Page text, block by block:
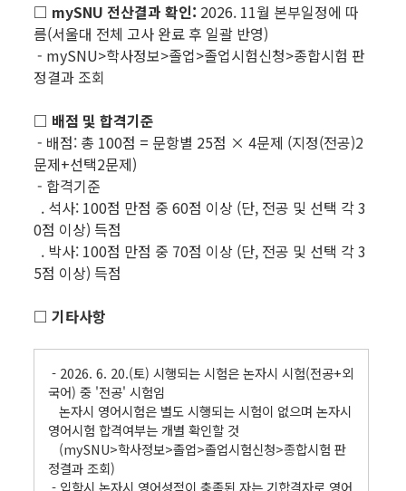
□ mySNU 전산결과 확인: 2026. 11월 본부일정에 따
름(서울대 전체 고사 완료 후 일괄 반영)
- mySNU>학사정보>졸업>졸업시험신청>종합시험 판
정결과 조회
□ 배점 및 합격기준
- 배점: 총 100점 = 문항별 25점 × 4문제 (지정(전공)2
문제+선택2문제)
- 합격기준
. 석사: 100점 만점 중 60점 이상 (단, 전공 및 선택 각 3
0점 이상) 득점
. 박사: 100점 만점 중 70점 이상 (단, 전공 및 선택 각 3
5점 이상) 득점
□ 기타사항
- 2026. 6. 20.(토) 시행되는 시험은 논자시 시험(전공+외
국어) 중 '전공' 시험임
논자시 영어시험은 별도 시행되는 시험이 없으며 논자시
영어시험 합격여부는 개별 확인할 것
(mySNU>학사정보>졸업>졸업시험신청>종합시험 판
정결과 조회)
- 입학시 논자시 영어성적이 충족된 자는 기합격자로 영어